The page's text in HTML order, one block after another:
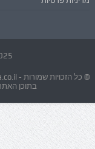
2025 קידום
בתוכן